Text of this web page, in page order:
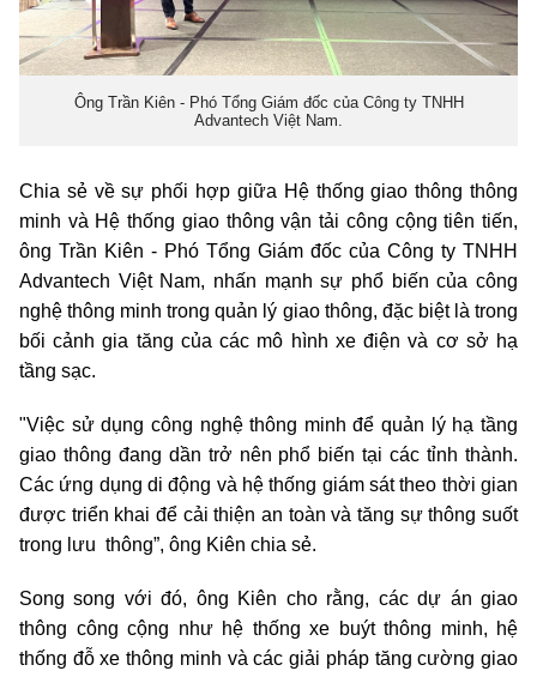
Ông Trần Kiên - Phó Tổng Giám đốc của Công ty TNHH
Advantech Việt Nam.
Chia sẻ về sự phối hợp giữa Hệ thống giao thông thông
minh và Hệ thống giao thông vận tải công cộng tiên tiến,
ông Trần Kiên - Phó Tổng Giám đốc của Công ty TNHH
Advantech Việt Nam, nhấn mạnh sự phổ biến của công
nghệ thông minh trong quản lý giao thông, đặc biệt là trong
bối cảnh gia tăng của các mô hình xe điện và cơ sở hạ
tầng sạc.
"Việc sử dụng công nghệ thông minh để quản lý hạ tầng
giao thông đang dần trở nên phổ biến tại các tỉnh thành.
Các ứng dụng di động và hệ thống giám sát theo thời gian
được triển khai để cải thiện an toàn và tăng sự thông suốt
trong lưu thông”, ông Kiên chia sẻ.
Song song với đó, ông Kiên cho rằng, các dự án giao
thông công cộng như hệ thống xe buýt thông minh, hệ
thống đỗ xe thông minh và các giải pháp tăng cường giao